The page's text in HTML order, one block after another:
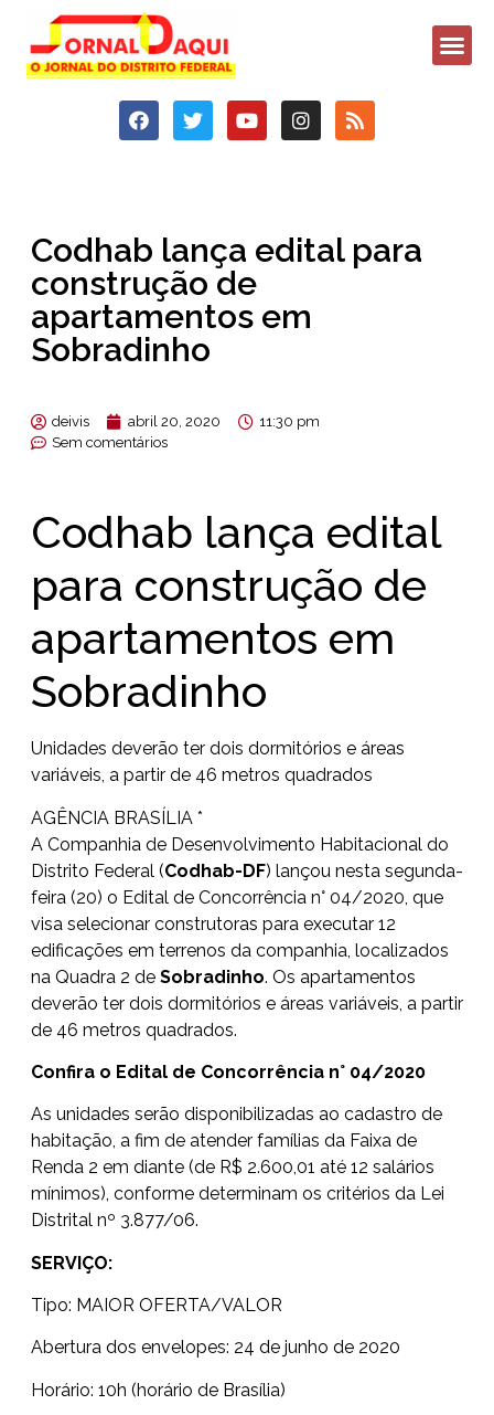
Codhab lança edital para
construção de
apartamentos em
Sobradinho
deivis abril 20, 2020
11:30 pm
Sem comentários
Codhab lança edital
para construção de
apartamentos em
Sobradinho
Unidades deverão ter dois dormitórios e áreas
variáveis, a partir de 46 metros quadrados
AGÊNCIA BRASÍLIA *
A Companhia de Desenvolvimento Habitacional do
Distrito Federal (Codhab-DF) lançou nesta segunda-
feira (20) o Edital de Concorrência n° 04/2020, que
visa selecionar construtoras para executar 12
edificações em terrenos da companhia, localizados
na Quadra 2 de Sobradinho. Os apartamentos
deverão ter dois dormitórios e áreas variáveis, a partir
de 46 metros quadrados.
Confira o Edital de Concorrência n° 04/2020
As unidades serão disponibilizadas ao cadastro de
habitação, a fim de atender famílias da Faixa de
Renda 2 em diante (de R$ 2.600,01 até 12 salários
mínimos), conforme determinam os critérios da Lei
Distrital nº 3.877/06.
SERVIÇO:
Tipo: MAIOR OFERTA/VALOR
Abertura dos envelopes: 24 de junho de 2020
Horário: 10h (horário de Brasília)